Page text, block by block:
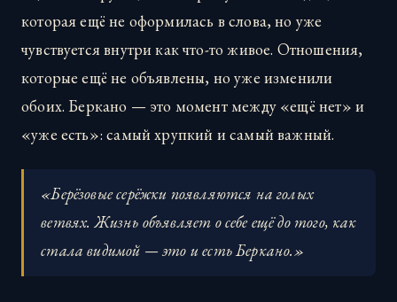
которая ещё не оформилась в слова, но уже
чувствуется внутри как что-то живое. Отношения,
которые ещё не объявлены, но уже изменили
обоих. Беркано — это момент между «ещё нет» и
«уже есть»: самый хрупкий и самый важный.
«Берёзовые серёжки появляются на голых
ветвях. Жизнь объявляет о себе ещё до того, как
стала видимой — это и есть Беркано.»